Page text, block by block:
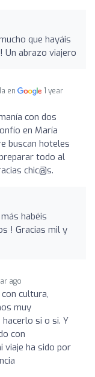
que hayáis
abrazo viajero
en
1 year
con dos
en María
buscan hoteles
todo al
chic@s.
habéis
! Gracias mil y
ago
cultura,
muy
si o si. Y
con
viaje ha sido por